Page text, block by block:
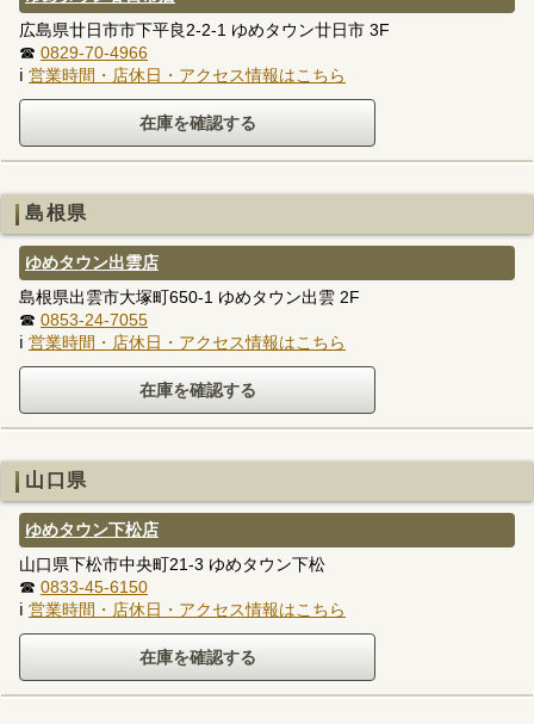
広島県廿日市市下平良2-2-1 ゆめタウン廿日市 3F
☎ 0829-70-4966
ℹ 営業時間・店休日・アクセス情報はこちら
島根県
ゆめタウン出雲店
島根県出雲市大塚町650-1 ゆめタウン出雲 2F
☎ 0853-24-7055
ℹ 営業時間・店休日・アクセス情報はこちら
山口県
ゆめタウン下松店
山口県下松市中央町21-3 ゆめタウン下松
☎ 0833-45-6150
ℹ 営業時間・店休日・アクセス情報はこちら